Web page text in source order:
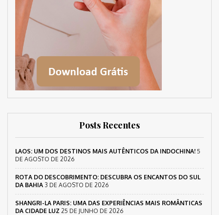
Posts Recentes
LAOS: UM DOS DESTINOS MAIS AUTÊNTICOS DA INDOCHINA! 5
DE AGOSTO DE 2026
ROTA DO DESCOBRIMENTO: DESCUBRA OS ENCANTOS DO SUL
DA BAHIA 3 DE AGOSTO DE 2026
SHANGRI-LA PARIS: UMA DAS EXPERIÊNCIAS MAIS ROMÂNTICAS
DA CIDADE LUZ 25 DE JUNHO DE 2026